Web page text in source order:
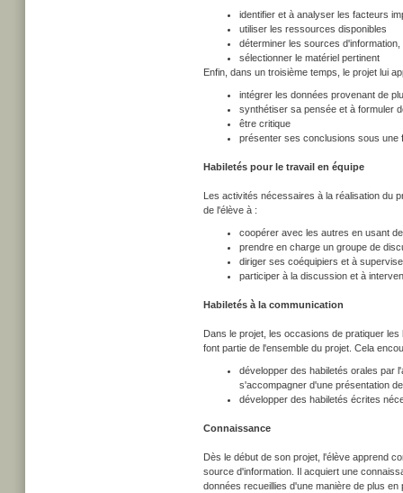
identifier et à analyser les facteurs
utiliser les ressources disponibles
déterminer les sources
sélectionner le matériel pertinent
Enfin, dans un troisième temps, le projet lui
intégrer les données provenant de
synthétiser sa pensée et à formuler
être critique
présenter ses conclusions sous une
Habiletés pour le travail en équipe
Les activités nécessaires à la réalisation du
de l'élève à :
coopérer avec les autres en usant
prendre en charge un groupe de
diriger ses coéquipiers et à
participer à la discussion et à
Habiletés à la communication
Dans le projet, les occasions de pratiquer
font partie de l'ensemble du projet. Cela
développer des habiletés orales par
s'accompagner d'une présentation
développer des habiletés écrites
Connaissance
Dès le début de son projet, l'élève apprend
source d'information. Il acquiert une
données recueillies d'une manière de plus